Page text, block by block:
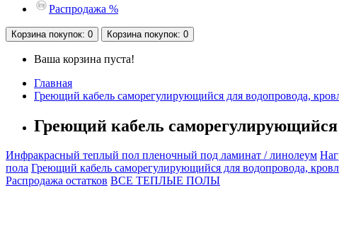
Распродажа %
Корзина покупок: 0 Корзина покупок: 0
Ваша корзина пуста!
Главная
Греющий кабель саморегулирующийся для водопровода,
Греющий кабель саморегулирующийся
Инфракрасный теплый пол пленочный под ламинат / линолеум
пола Греющий кабель саморегулирующийся для водопровода,
Распродажа остатков ВСЕ ТЕПЛЫЕ ПОЛЫ